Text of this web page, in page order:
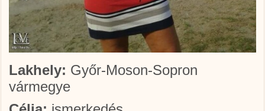
Lakhely: Győr-Moson-Sopron
vármegye